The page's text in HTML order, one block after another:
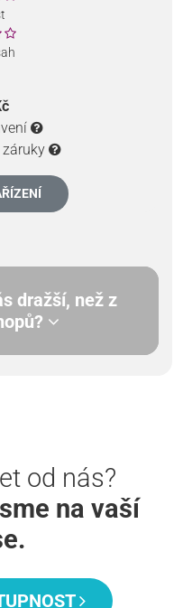
dražší, než z
od nás?
na vaší